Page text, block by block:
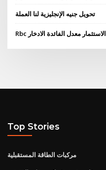
تحويل جنيه الإنجليزية لنا العملة
Rbc الاستثمار معدل الفائدة الادخار
Top Stories
مركبات الطاقة المستقبلية